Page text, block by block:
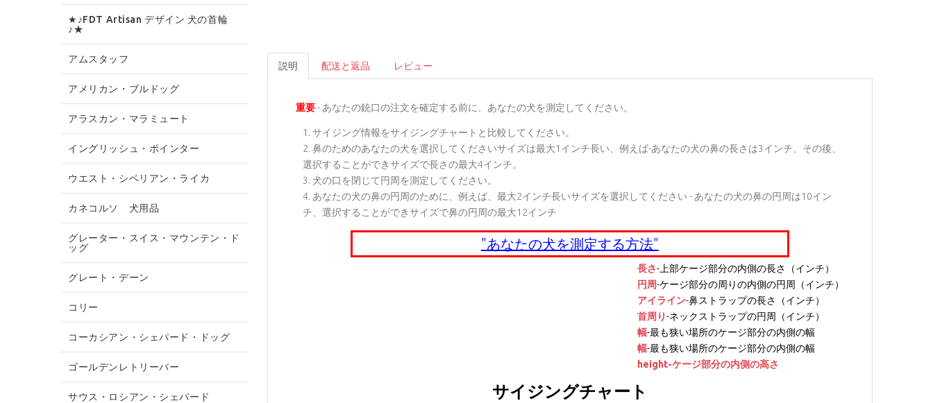
説明 配送と返品 レビュー
重要- あなたの銃口の注文を確定する前に、あなたの犬を測定してください。
サイジング情報をサイジングチャートと比較してください。
鼻のためのあなたの犬を選択してくださいサイズは最大1インチ長い、例えば-あなたの犬の鼻の長さは3インチ、その後、
選択することができサイズで長さの最大4インチ。
犬の口を閉じて円周を測定してください。
あなたの犬の鼻の円周のために、例えば、最大2インチ長いサイズを選択してください - あなたの犬の鼻の円周は10イン
チ、選択することができサイズで鼻の円周の最大12インチ
"あなたの犬を測定する方法"
長さ-上部ケージ部分の内側の長さ（インチ）
円周-ケージ部分の周りの内側の円周（インチ）
アイライン-鼻ストラップの長さ（インチ）
首周り-ネックストラップの円周（インチ）
幅-最も狭い場所のケージ部分の内側の幅
幅-最も狭い場所のケージ部分の内側の幅
height-ケージ部分の内側の高さ
サイジングチャート
★♪FDT Artisan デザイン 犬の首輪
♪★
アムスタッフ
アメリカン・ブルドッグ
アラスカン・マラミュート
イングリッシュ・ポインター
ウエスト・シベリアン・ライカ
カネコルソ 犬用品
グレーター・スイス・マウンテン・ド
ッグ
グレート・デーン
コリー
コーカシアン・シェパード・ドッグ
ゴールデンレトリーバー
サウス・ロシアン・シェパード